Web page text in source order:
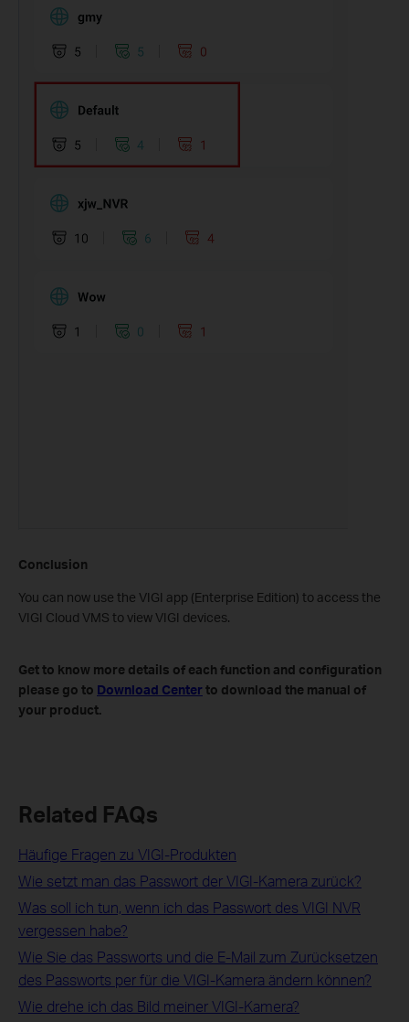
Conclusion
You can now use the VIGI app (Enterprise Edition) to access the
VIGI Cloud VMS to view VIGI devices.
Get to know more details of each function and configuration
please go to Download Center to download the manual of
your product.
Related FAQs
Häufige Fragen zu VIGI-Produkten
Wie setzt man das Passwort der VIGI-Kamera zurück?
Was soll ich tun, wenn ich das Passwort des VIGI NVR
vergessen habe?
Wie Sie das Passworts und die E-Mail zum Zurücksetzen
des Passworts per für die VIGI-Kamera ändern können?
Wie drehe ich das Bild meiner VIGI-Kamera?